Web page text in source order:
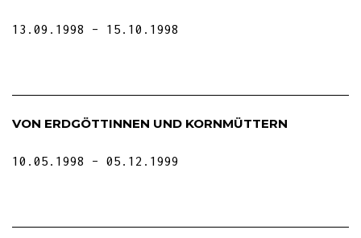
13.09.1998 15.10.1998
VON ERDGÖTTINNEN UND KORNMÜTTERN
10.05.1998 05.12.1999